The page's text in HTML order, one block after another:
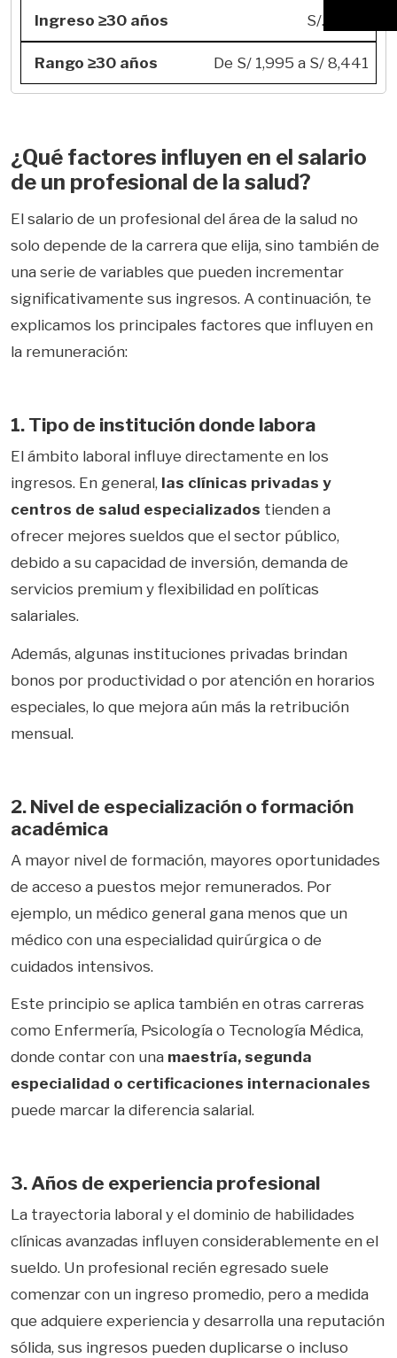
S/. 4,932
De S/ 1,995 a S/ 8,441
¿Qué factores influyen en el salario
de un profesional de la salud?
El salario de un profesional del área de la salud no
solo depende de la carrera que elija, sino también de
una serie de variables que pueden incrementar
significativamente sus ingresos. A continuación, te
explicamos los principales factores que influyen en
la remuneración:
1. Tipo de institución donde labora
El ámbito laboral influye directamente en los
ingresos. En general, las clínicas privadas y
centros de salud especializados tienden a
ofrecer mejores sueldos que el sector público,
debido a su capacidad de inversión, demanda de
servicios premium y flexibilidad en políticas
salariales.
Además, algunas instituciones privadas brindan
bonos por productividad o por atención en horarios
especiales, lo que mejora aún más la retribución
mensual.
2. Nivel de especialización o formación
académica
A mayor nivel de formación, mayores oportunidades
de acceso a puestos mejor remunerados. Por
ejemplo, un médico general gana menos que un
médico con una especialidad quirúrgica o de
cuidados intensivos.
Este principio se aplica también en otras carreras
como Enfermería, Psicología o Tecnología Médica,
donde contar con una maestría, segunda
especialidad o certificaciones internacionales
puede marcar la diferencia salarial.
3. Años de experiencia profesional
La trayectoria laboral y el dominio de habilidades
clínicas avanzadas influyen considerablemente en el
sueldo. Un profesional recién egresado suele
comenzar con un ingreso promedio, pero a medida
que adquiere experiencia y desarrolla una reputación
sólida, sus ingresos pueden duplicarse o incluso